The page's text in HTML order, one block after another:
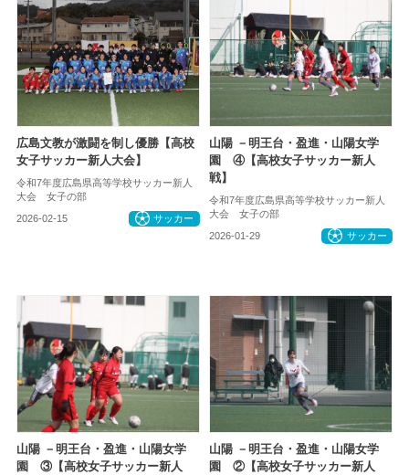
広島文教が激闘を制し優勝【高校
女子サッカー新人大会】
令和7年度広島県高等学校サッカー新人
大会 女子の部
2026-02-15 サッカー
山陽 －明王台・盈進・山陽女学
園 ④【高校女子サッカー新人
戦】
令和7年度広島県高等学校サッカー新人
大会 女子の部
2026-01-29 サッカー
山陽 －明王台・盈進・山陽女学
園 ③【高校女子サッカー新人
山陽 －明王台・盈進・山陽女学
園 ②【高校女子サッカー新人